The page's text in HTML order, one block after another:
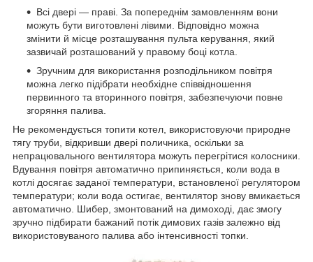
Всі двері — праві. За попереднім замовленням вони
можуть бути виготовлені лівими. Відповідно можна
змінити й місце розташування пульта керування, який
зазвичай розташований у правому боці котла.
Зручним для використання розподільником повітря
можна легко підібрати необхідне співвідношення
первинного та вторинного повітря, забезпечуючи повне
згоряння палива.
Не рекомендується топити котел, використовуючи природне
тягу труби, відкривши двері поличника, оскільки за
непрацювального вентилятора можуть перегрітися колосники.
Вдування повітря автоматично припиняється, коли вода в
котлі досягає заданої температури, встановленої регулятором
температури; коли вода остигає, вентилятор знову вмикається
автоматично. Шибер, змонтований на димоході, дає змогу
зручно підбирати бажаний потік димових газів залежно від
використовуваного палива або інтенсивності топки.